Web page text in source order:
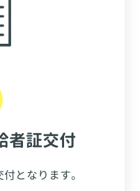
者証交付
となります。